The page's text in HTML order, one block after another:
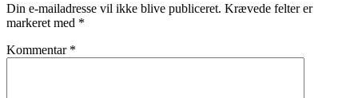
Din e-mailadresse vil ikke blive publiceret. Krævede felter er
markeret med *
Kommentar *